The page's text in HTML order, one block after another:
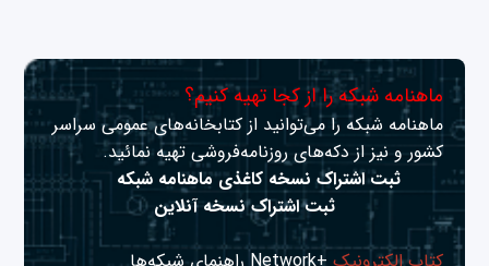
ماهنامه شبکه را از کجا تهیه کنیم؟
ماهنامه شبکه را می‌توانید از کتابخانه‌های عمومی سراسر
کشور و نیز از دکه‌های روزنامه‌فروشی تهیه نمائید.
ثبت اشتراک نسخه کاغذی ماهنامه شبکه
ثبت اشتراک نسخه آنلاین